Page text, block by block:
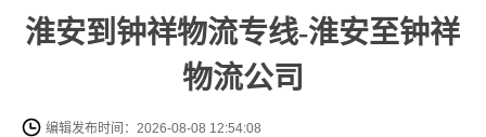
淮安到钟祥物流专线-淮安至钟祥
物流公司
编辑发布时间：2026-08-08 12:54:08